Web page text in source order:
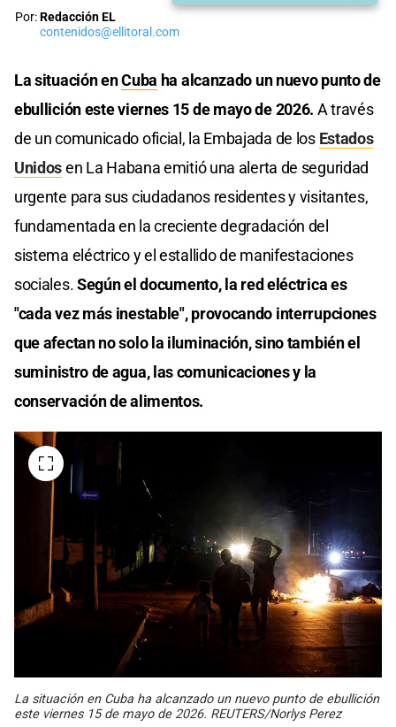
Por:Redacción EL
contenidos@ellitoral.com
La situación enCuba ha alcanzado un nuevo punto de
ebullición este viernes 15 de mayo de 2026. A través
de un comunicado oficial, la Embajada de los Estados
Unidosen La Habana emitió una alerta de seguridad
urgente para sus ciudadanos residentes y visitantes,
fundamentada en la creciente degradación del
sistema eléctrico y el estallido de manifestaciones
sociales.Según el documento, la red eléctrica es
"cada vez más inestable", provocando interrupciones
que afectan no solo la iluminación, sino también el
suministro de agua, las comunicaciones y la
conservación de alimentos.
La situación en Cuba ha alcanzado un nuevo punto de ebullición
este viernes 15 de mayo de 2026. REUTERS/Norlys Perez